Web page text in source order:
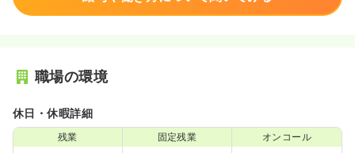
職場の環境
休日・休暇詳細
残業 固定残業 オンコール